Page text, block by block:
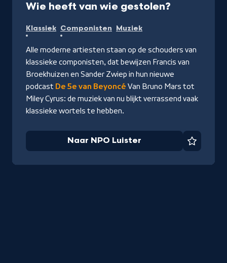
Wie heeft van wie gestolen?
Luister
Klassiek Componisten Muziek
Alle moderne artiesten staan op de schouders van
klassieke componisten, dat bewijzen Francis van
Broekhuizen en Sander Zwiep in hun nieuwe
podcast De 5e van Beyoncé Van Bruno Mars tot
Miley Cyrus: de muziek van nu blijkt verrassend vaak
klassieke wortels te hebben.
Naar NPO Luister